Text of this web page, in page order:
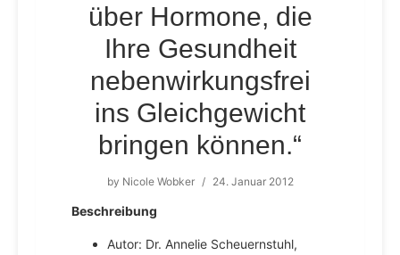
über Hormone, die
Ihre Gesundheit
nebenwirkungsfrei
ins Gleichgewicht
bringen können.“
by Nicole Wobker / 24. Januar 2012
Beschreibung
Autor: Dr. Annelie Scheuernstuhl,